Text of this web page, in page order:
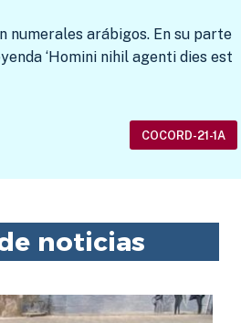
numerales arábigos. En su parte
‘Homini nihil agenti dies est
COCORD-21-1A
noticias